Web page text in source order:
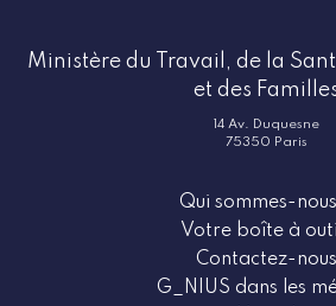
Ministère du Travail, de la
et des
14 Av. Duquesne
75350 Paris
Qui sommes-
Votre boîte à
Contactez-nous
G_NIUS dans les